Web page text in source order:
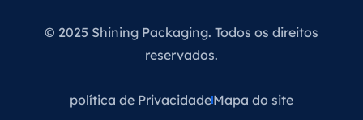
© 2025 Shining Packaging. Todos os direitos
reservados.
política de PrivacidadeMapa do site